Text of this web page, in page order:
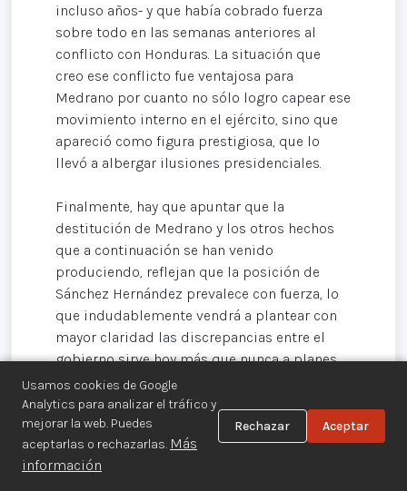
Usamos cookies de Google
Analytics para analizar el tráfico y
mejorar la web. Puedes
aceptarlas o rechazarlas. Más
información
Rechazar Aceptar
incluso años- y que había cobrado fuerza
sobre todo en las semanas anteriores al
conflicto con Honduras. La situación que
creo ese conflicto fue ventajosa para
Medrano por cuanto no sólo logro capear ese
movimiento interno en el ejército, sino que
apareció como figura prestigiosa, que lo
llevó a albergar ilusiones presidenciales.
Finalmente, hay que apuntar que la
destitución de Medrano y los otros hechos
que a continuación se han venido
produciendo, reflejan que la posición de
Sánchez Hernández prevalece con fuerza, lo
que indudablemente vendrá a plantear con
mayor claridad las discrepancias entre el
gobierno sirve hoy más que nunca a planes
yanquis con el sector conservador de la
oligarquía, discrepancias que cobraran
realce en las próxima contienda electoral.
Asistimos pues, a un claro agrietamiento de